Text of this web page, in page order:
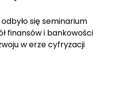
się seminarium
finansów i bankowości
w erze cyfryzacji